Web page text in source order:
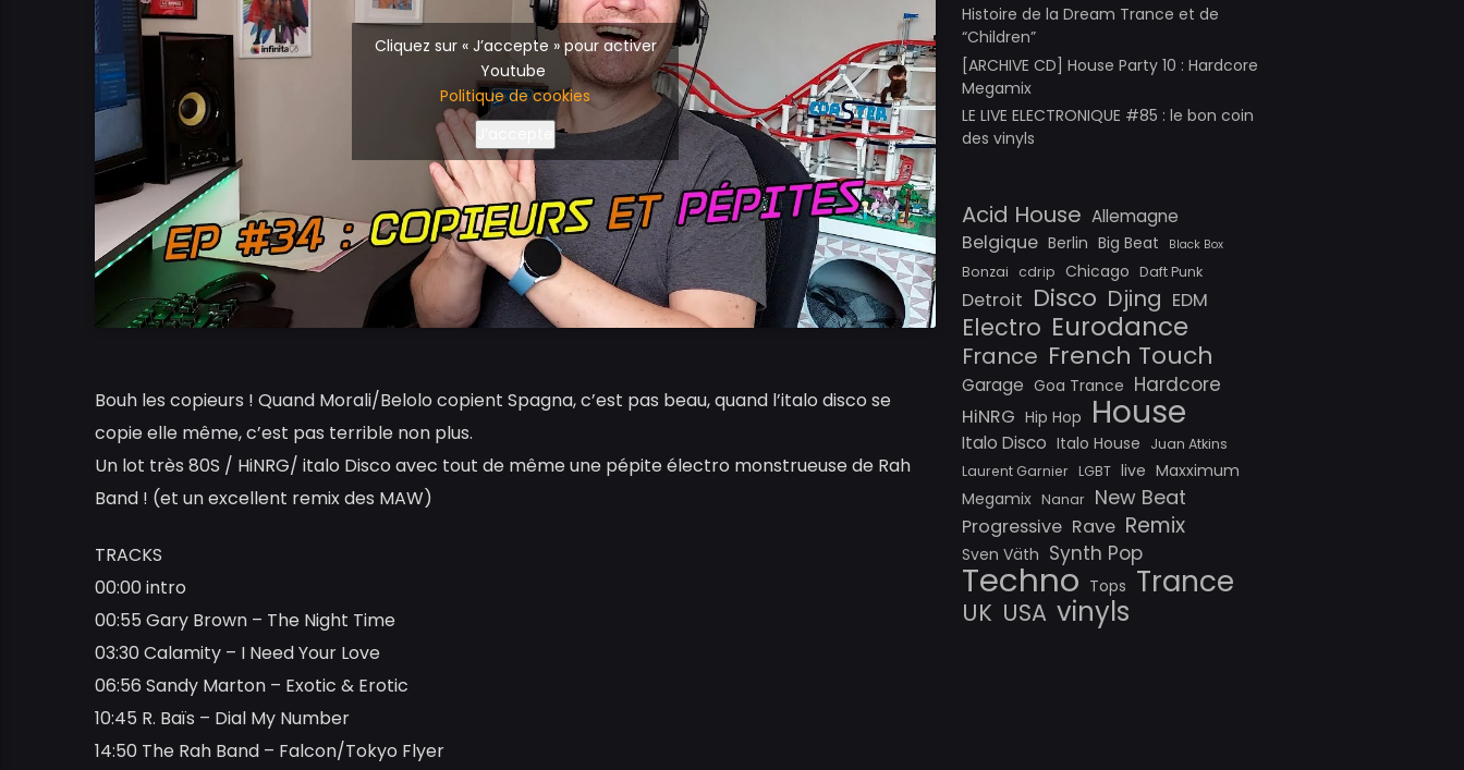
Cliquez sur « J’accepte » pour activer
Youtube
Politique de cookies
Bouh les copieurs ! Quand Morali/Belolo copient Spagna, c’est pas beau, quand l’italo disco se
copie elle même, c’est pas terrible non plus.
Un lot très 80S / HiNRG/ italo Disco avec tout de même une pépite électro monstrueuse de Rah
Band ! (et un excellent remix des MAW)
TRACKS
00:00 intro
00:55 Gary Brown – The Night Time
03:30 Calamity – I Need Your Love
06:56 Sandy Marton – Exotic & Erotic
10:45 R. Baïs – Dial My Number
14:50 The Rah Band – Falcon/Tokyo Flyer
Histoire de la Dream Trance et de
“Children”
[ARCHIVE CD] House Party 10 : Hardcore
Megamix
LE LIVE ELECTRONIQUE #85 : le bon coin
des vinyls
Acid House Allemagne
Belgique Berlin Big Beat Black Box
Bonzai cdrip Chicago Daft Punk
Detroit Disco Djing EDM
Electro Eurodance
France French Touch
Garage Goa Trance Hardcore
HiNRG Hip Hop House
Italo Disco Italo House
Juan Atkins
Laurent Garnier LGBT live Maxximum
Megamix Nanar New Beat
Progressive Rave Remix
Sven Väth Synth Pop
Techno Tops Trance
UK USA vinyls